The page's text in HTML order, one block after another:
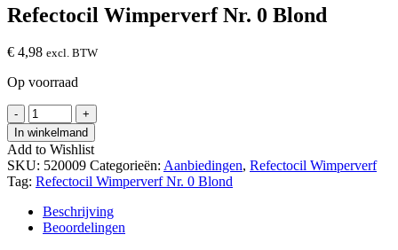
Refectocil Wimperverf Nr. 0 Blond
€ 4,98 excl. BTW
Op voorraad
-
Refectocil
Wimperverf
Nr.
0
Blond
hoeveelheid
+
In winkelmand
Add to Wishlist
SKU: 520009 Categorieën: Aanbiedingen, Refectocil Wimperverf
Tag: Refectocil Wimperverf Nr. 0 Blond
Beschrijving
Beoordelingen